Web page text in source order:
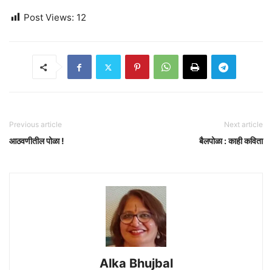
Post Views: 12
Previous article
आठवणीतील पोळा !
Next article
बैलपोळा : काही कविता
Alka Bhujbal